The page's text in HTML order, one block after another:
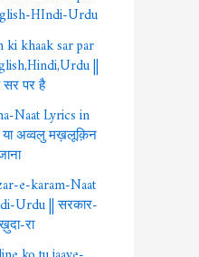
HIndi-Urdu
ki khaak sar par
||
पर है
Naat Lyrics in
अव्वलु मख़लूक़िन
e-karam-Naat
Urdu || सरकार-
रा